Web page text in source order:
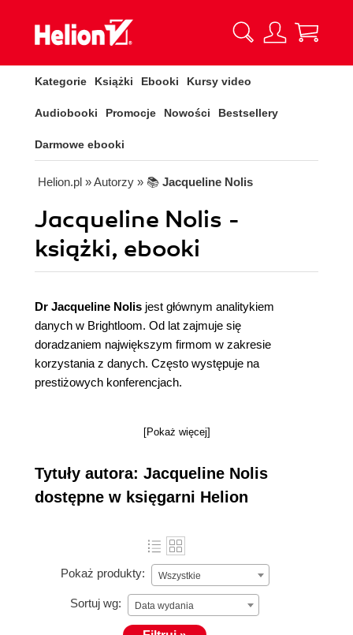
Kategorie Książki Ebooki Kursy video
Audiobooki Promocje Nowości Bestsellery
Darmowe ebooki
Helion.pl » Autorzy » 📚 Jacqueline Nolis
Jacqueline Nolis -
książki, ebooki
Dr Jacqueline Nolis jest głównym analitykiem
danych w Brightloom. Od lat zajmuje się
doradzaniem największym firmom w zakresie
korzystania z danych. Często występuje na
prestiżowych konferencjach.
[Pokaż więcej]
Tytuły autora: Jacqueline Nolis
dostępne w księgarni Helion
Pokaż produkty: Wszystkie
Sortuj wg: Data wydania